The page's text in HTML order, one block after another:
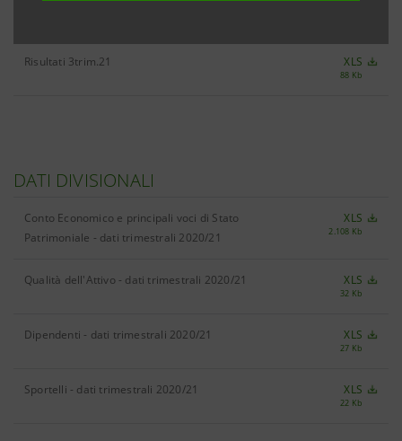
Risultati 3trim.21 XLS
88 Kb
DATI DIVISIONALI
Conto Economico e principali voci di Stato
Patrimoniale - dati trimestrali 2020/21
XLS
2.108 Kb
Qualità dell'Attivo - dati trimestrali 2020/21 XLS
32 Kb
Dipendenti - dati trimestrali 2020/21 XLS
27 Kb
Sportelli - dati trimestrali 2020/21 XLS
22 Kb